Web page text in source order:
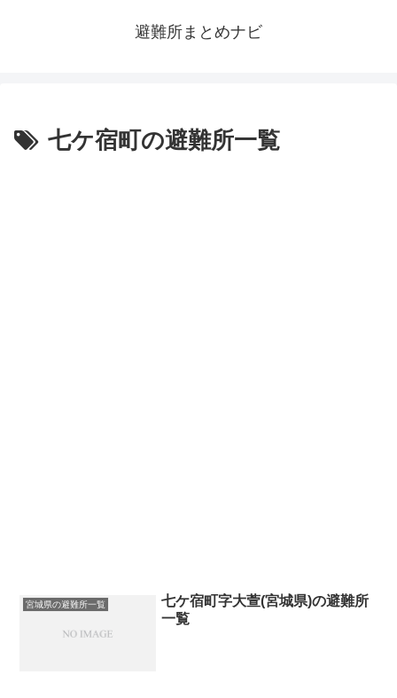
避難所まとめナビ
七ケ宿町の避難所一覧
宮城県の避難所一覧
七ケ宿町字大萱(宮城県)の避難所
一覧